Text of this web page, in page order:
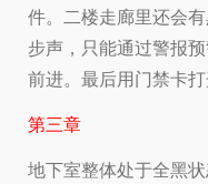
件。二楼走廊里还会
步声，只能通过警报
前进。最后用门禁卡
第三章
地下室整体处于全黑